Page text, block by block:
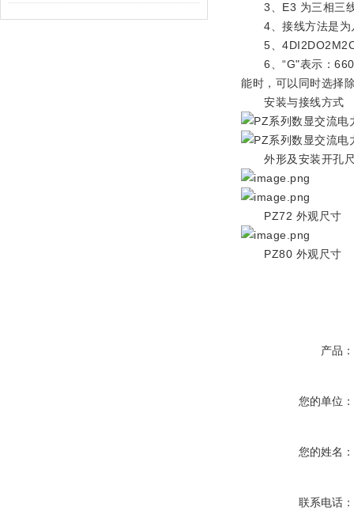
3、E3 为三相三线
4、接线方法是为几
5、4DI2DO2M2C
6、“G"表示：660V
能时，可以同时选择
安装与接线方式
外形及安装开孔
PZ72 外观尺寸
PZ80 外观尺寸
产品：
您的单位：
您的姓名：
联系电话：